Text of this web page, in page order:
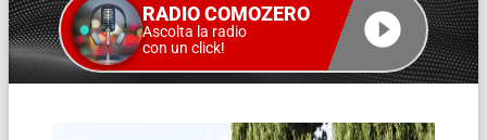
RADIO COMOZERO
Ascolta la radio
con un click!